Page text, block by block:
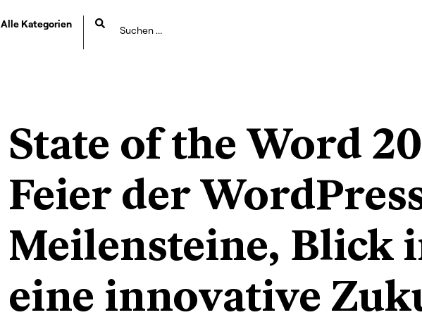
Alle Kategorien
State of the Word
Feier der
Meilensteine, Blick
eine innovative